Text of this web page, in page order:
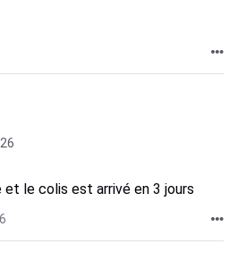
le colis est arrivé en 3 jours